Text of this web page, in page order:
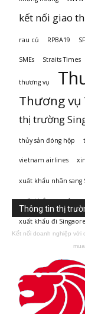
kết nối giao
rau củ RPBA19
SMEs Straits Times
thương vụ
Thương
thị trường
thủy sản đóng hộp
vietnam airlines
xuất khẩu nhãn sang
xuất khẩu rau củ
xuất khẩu đi Singaore
Thông tin thị
Kết nối doanh nghiệp với